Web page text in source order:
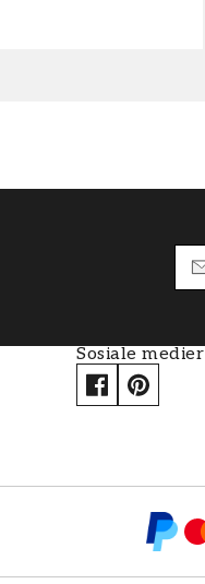
Sosiale medier